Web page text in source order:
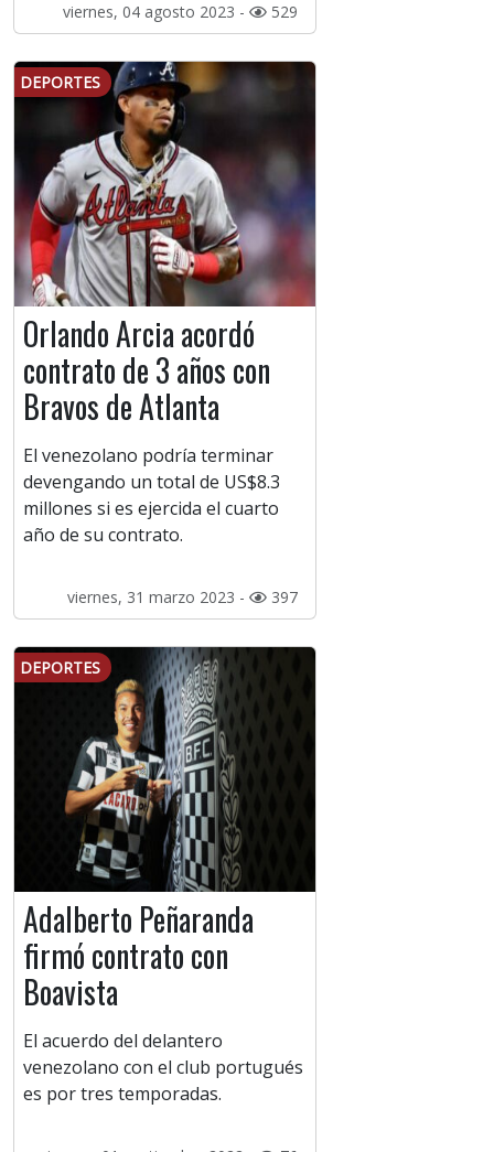
viernes, 04 agosto 2023 - 529
DEPORTES
Orlando Arcia acordó
contrato de 3 años con
Bravos de Atlanta
El venezolano podría terminar
devengando un total de US$8.3
millones si es ejercida el cuarto
año de su contrato.
viernes, 31 marzo 2023 - 397
DEPORTES
Adalberto Peñaranda
firmó contrato con
Boavista
El acuerdo del delantero
venezolano con el club portugués
es por tres temporadas.